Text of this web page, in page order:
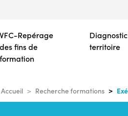
VFC-Repérage
des fins de
formation
territoire
Accueil Recherche formations